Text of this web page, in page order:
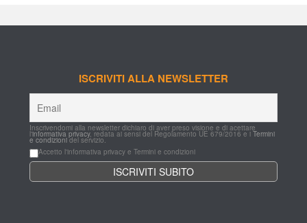
ISCRIVITI ALLA NEWSLETTER
Inscrivendomi alla newsletter dichiaro di aver preso visione e di acettare
l'informativa privacy, redata ai sensi del Regolamento UE 679/2016 e i Termini
e condizioni del servizio.
Accetto l'informativa privacy e Termini e condizioni